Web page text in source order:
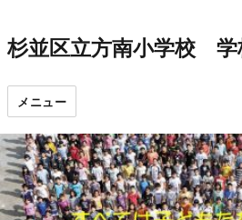
杉並区立方南小学校 学
メニュー